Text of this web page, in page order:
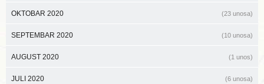
OKTOBAR 2020 (23 unosa)
SEPTEMBAR 2020 (10 unosa)
AUGUST 2020 (1 unos)
JULI 2020 (6 unosa)